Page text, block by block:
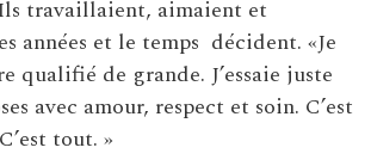
travaillaient, aimaient et
années et le temps décident. «Je
qualifié de grande. J’essaie juste
avec amour, respect et soin. C’est
tout. »